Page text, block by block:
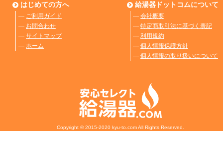
はじめての方へ
― ご利用ガイド
― お問合わせ
― サイトマップ
― ホーム
給湯器ドットコムについて
― 会社概要
― 特定商取引法に基づく表記
― 利用規約
― 個人情報保護方針
― 個人情報の取り扱いについて
Copyright © 2015-2020 kyu-to.com All Rights Reserved.